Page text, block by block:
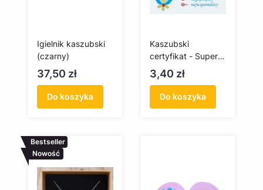
Igielnik kaszubski
(czarny)
Cena
37,50 zł
Do koszyka
Kaszubski
certyfikat - Super
Chłopak
Cena
3,40 zł
Do koszyka
Bestseller
Nowość